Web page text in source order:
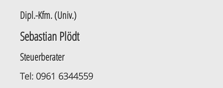
Dipl.-Kfm. (Univ.)
Sebastian Plödt
Steuerberater
Tel: 0961 6344559